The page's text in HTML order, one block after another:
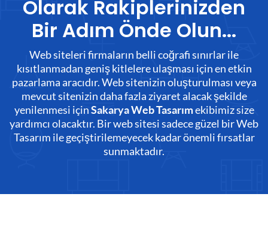
Olarak Rakiplerinizden
Bir Adım Önde Olun...
Web siteleri firmaların belli coğrafi sınırlar ile
kısıtlanmadan geniş kitlelere ulaşması için en etkin
pazarlama aracıdır. Web sitenizin oluşturulması veya
mevcut sitenizin daha fazla ziyaret alacak şekilde
yenilenmesi içinSakarya Web Tasarımekibimiz size
yardımcı olacaktır. Bir web sitesi sadece güzel bir Web
Tasarım ile geçiştirilemeyecek kadar önemli fırsatlar
sunmaktadır.